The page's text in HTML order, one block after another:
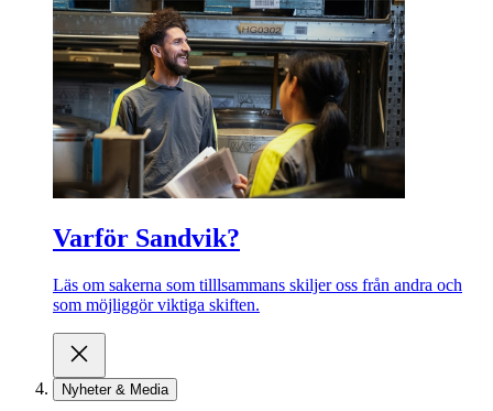
Varför Sandvik?
Läs om sakerna som tilllsammans skiljer oss från andra och
som möjliggör viktiga skiften.
Nyheter & Media